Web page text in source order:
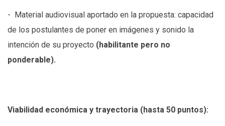
- Material audiovisual aportado en la propuesta: capacidad
de los postulantes de poner en imágenes y sonido la
intención de su proyecto (habilitante pero no
ponderable).
Viabilidad económica y trayectoria (hasta 50 puntos):